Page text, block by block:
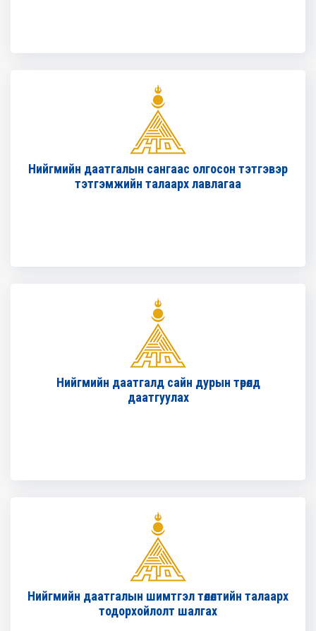
Нийгмийн даатгалын сангаас олгосон тэтгэвэр
тэтгэмжийн талаарх лавлагаа
Нийгмийн даатгалд сайн дурын төрөлд
даатгуулах
Нийгмийн даатгалын шимтгэл төлөлтийн талаарх
тодорхойлолт шалгах